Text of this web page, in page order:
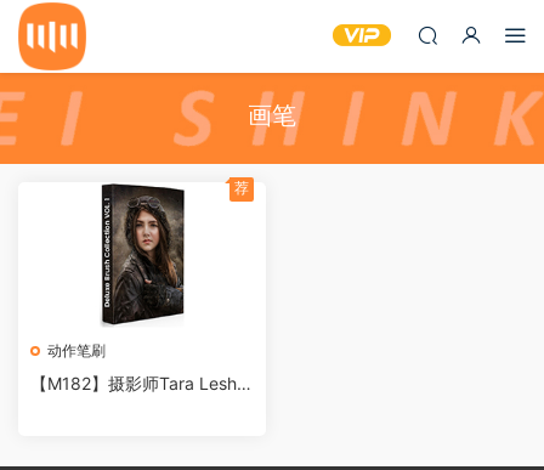
画笔
动作笔刷
【M182】摄影师Tara Lesher
荐